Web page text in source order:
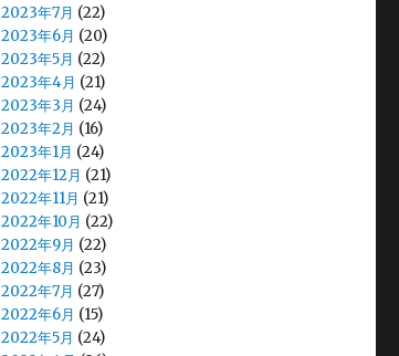
2023年7月 (22)
2023年6月 (20)
2023年5月 (22)
2023年4月 (21)
2023年3月 (24)
2023年2月 (16)
2023年1月 (24)
2022年12月 (21)
2022年11月 (21)
2022年10月 (22)
2022年9月 (22)
2022年8月 (23)
2022年7月 (27)
2022年6月 (15)
2022年5月 (24)